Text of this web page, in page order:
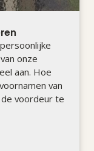
onze
aan. Hoe
van
voordeur te